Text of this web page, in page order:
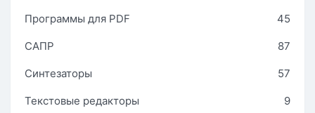
Программы для PDF 45
САПР 87
Синтезаторы 57
Текстовые редакторы 9